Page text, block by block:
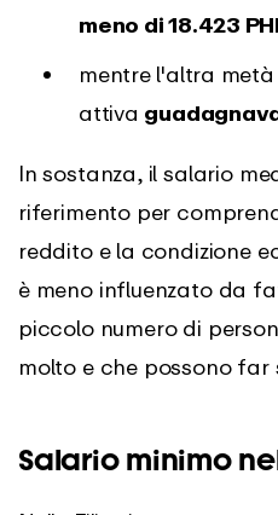
meno di 18.423
mentre l'altra
attiva
In sostanza, il salario
riferimento per
reddito e la condizione
è meno influenzato da
piccolo numero di
molto e che possono far
Salario minimo